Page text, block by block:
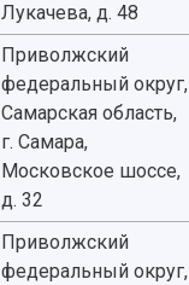
Лукачева, д. 48
Приволжский
федеральный округ,
Самарская область,
г. Самара,
Московское шоссе,
д. 32
Приволжский
федеральный округ,